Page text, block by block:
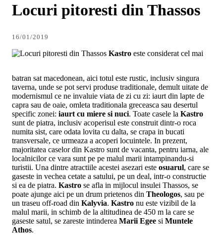
Locuri pitoresti din Thassos
16/01/2019
Kastro este considerat cel mai
batran sat macedonean, aici totul este rustic, inclusiv singura
taverna, unde se pot servi produse traditionale, demult uitate de
modernismul ce ne invaluie viata de zi cu zi: iaurt din lapte de
capra sau de oaie, omleta traditionala greceasca sau desertul
specific zonei: iaurt cu miere si nuci. Toate casele la Kastro
sunt de piatra, inclusiv acoperisul este construit dintr-o roca
numita sist, care odata lovita cu dalta, se crapa in bucati
transversale, ce urmeaza a acoperi locuintele. In prezent,
majoritatea caselor din Kastro sunt de vacanta, pentru iarna, ale
localnicilor ce vara sunt pe pe malul marii intampinandu-si
turistii. Una dintre atractiile acestei asezari este osuarul, care se
gaseste in vechea cetate a satului, pe un deal, intr-o constructie
si ea de piatra. Kastro se afla in mijlocul insulei Thassos, se
poate ajunge aici pe un drum prietenos din Theologos, sau pe
un traseu off-road din Kalyvia. Kastro nu este vizibil de la
malul marii, in schimb de la altitudinea de 450 m la care se
gaseste satul, se zareste intinderea Marii Egee si Muntele
Athos.